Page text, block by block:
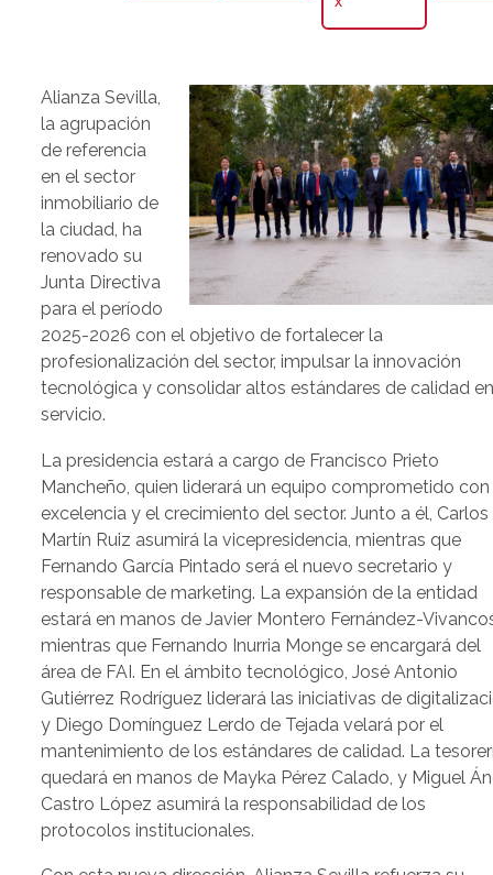
X
Alianza Sevilla,
la agrupación
de referencia
en el sector
inmobiliario de
la ciudad, ha
renovado su
Junta Directiva
para el período
2025-2026 con el objetivo de fortalecer la
profesionalización del sector, impulsar la innovación
tecnológica y consolidar altos estándares de calidad
servicio.
La presidencia estará a cargo de Francisco Prieto
Mancheño, quien liderará un equipo comprometido con
excelencia y el crecimiento del sector. Junto a él, Carlos
Martín Ruiz asumirá la vicepresidencia, mientras que
Fernando García Pintado será el nuevo secretario y
responsable de marketing. La expansión de la entidad
estará en manos de Javier Montero Fernández-
mientras que Fernando Inurria Monge se encargará del
área de FAI. En el ámbito tecnológico, José Antonio
Gutiérrez Rodríguez liderará las iniciativas de
y Diego Domínguez Lerdo de Tejada velará por el
mantenimiento de los estándares de calidad. La
quedará en manos de Mayka Pérez Calado, y Miguel
Castro López asumirá la responsabilidad de los
protocolos institucionales.